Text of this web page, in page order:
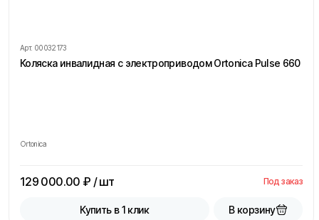
Арт. 00032173
Коляска инвалидная с электроприводом Ortonica Pulse 660
Ortonica
129 000.00 ₽ / шт Под заказ
Купить в 1 клик В корзину